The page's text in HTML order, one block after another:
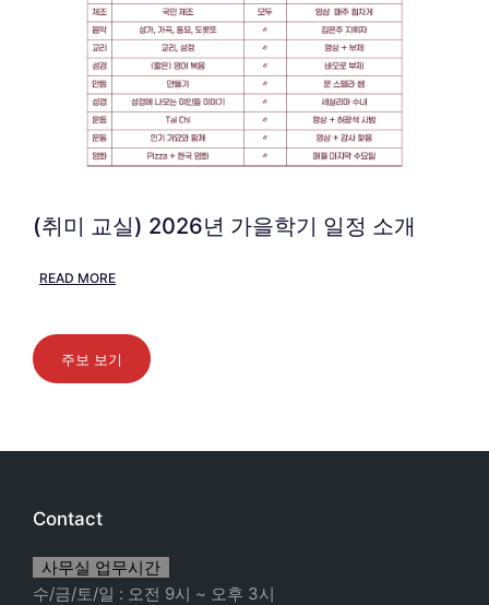
(취미 교실) 2026년 가을학기 일정 소개
READ MORE
주보 보기
Contact
사무실 업무시간
수/금/토/일 : 오전 9시 ~ 오후 3시